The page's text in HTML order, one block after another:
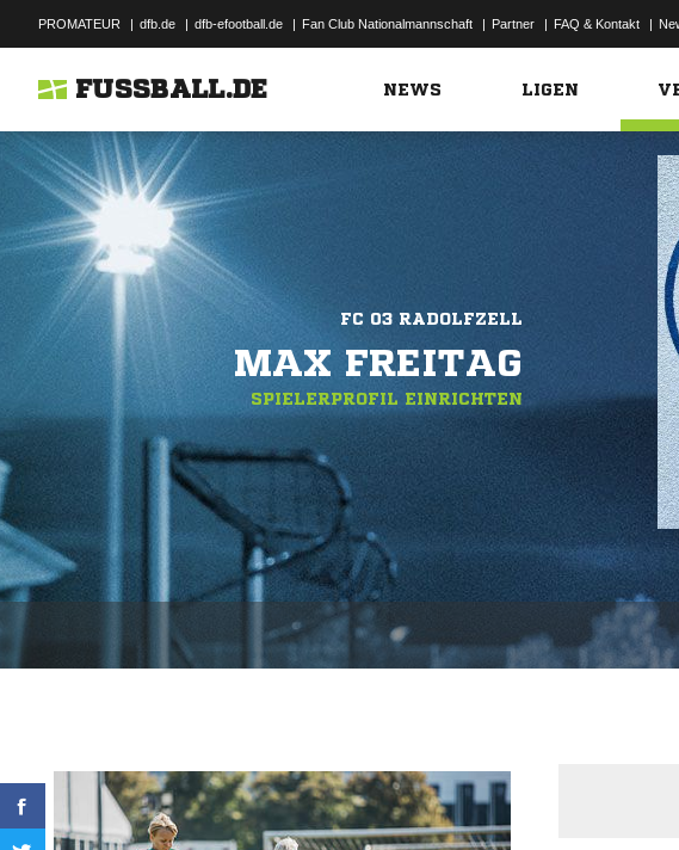
PROMATEUR | dfb.de | dfb-efootball.de | Fan Club Nationalmannschaft | Partner | FAQ & Kontakt |
FUSSBALL.DE NEWS LIGEN
FC 03 RADOLFZELL
MAX FREITAG
SPIELERPROFIL EINRICHTEN